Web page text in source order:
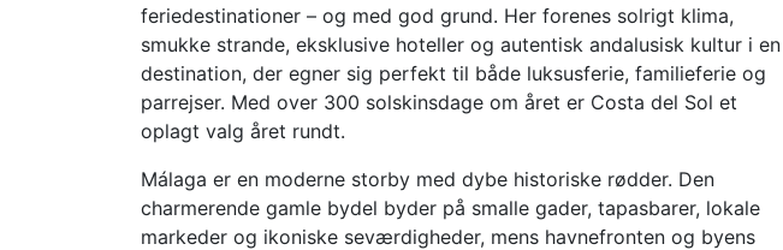
feriedestinationer – og med god grund. Her forenes solrigt klima,
smukke strande, eksklusive hoteller og autentisk andalusisk kultur i en
destination, der egner sig perfekt til både luksusferie, familieferie og
parrejser. Med over 300 solskinsdage om året er Costa del Sol et
oplagt valg året rundt.
Málaga er en moderne storby med dybe historiske rødder. Den
charmerende gamle bydel byder på smalle gader, tapasbarer, lokale
markeder og ikoniske seværdigheder, mens havnefronten og byens